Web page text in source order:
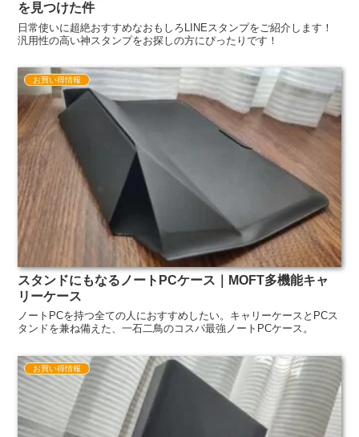
を見つけた件
日常使いに超絶おすすめなおもしろLINEスタンプをご紹介します！
汎用性の高い神スタンプをお探しの方にぴったりです！
お買い得情報
スタンドにもなるノートPCケース｜MOFT多機能キャ
リーケース
ノートPCを持つ全ての人におすすめしたい。キャリーケースとPCス
タンドを兼ね備えた、一石二鳥のコスパ最強ノートPCケース。
お買い得情報